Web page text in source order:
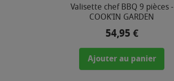
Valisette chef BBQ 9 pièces -
COOK'IN GARDEN
Prix
54,95 €
Ajouter au panier